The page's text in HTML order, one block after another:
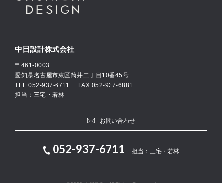
中日設計株式会社
〒461-0003
愛知県名古屋市東区筒井二丁目10番45号
TEL 052-937-6711
FAX 052-937-6881
担当：三宅・若林
お問い合わせ
052-937-6711 担当：三宅・若林